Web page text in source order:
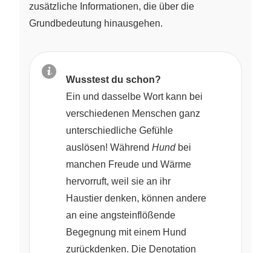
zusätzliche Informationen, die über die
Grundbedeutung hinausgehen.
Wusstest du schon?
Ein und dasselbe Wort kann bei
verschiedenen Menschen ganz
unterschiedliche Gefühle
auslösen! Während Hundbei
manchen Freude und Wärme
hervorruft, weil sie an ihr
Haustier denken, können andere
an eine angsteinflößende
Begegnung mit einem Hund
zurückdenken. Die Denotation